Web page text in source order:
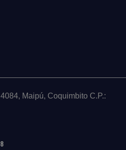
Maipú, Coquimbito C.P.: